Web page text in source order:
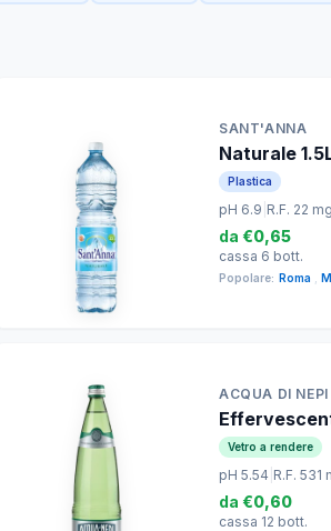
SANT'ANNA
Naturale
Plastica
pH 6.9 R.F. 22
da €0,65
cassa 6 bott.
Popolare: Roma
ACQUA DI NEPI
Vetro a rendere
pH 5.54 R.F. 531
da €0,60
cassa 12 bott.